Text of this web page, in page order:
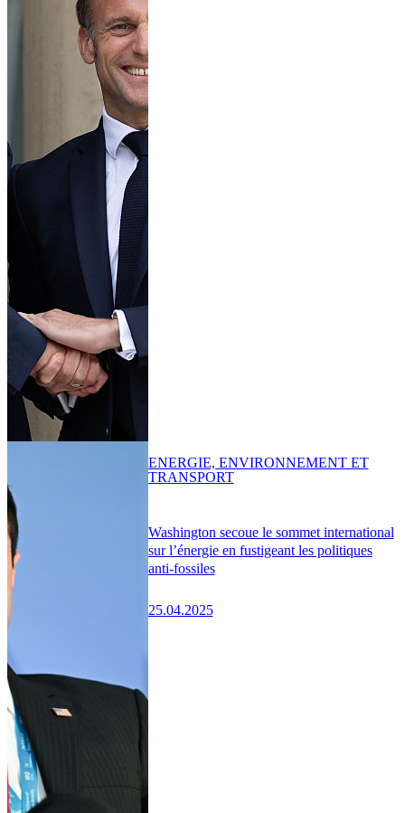
Washington secoue le sommet international
sur l’énergie en fustigeant les politiques
anti-fossiles
25.04.2025
ENERGIE, ENVIRONNEMENT ET
TRANSPORT